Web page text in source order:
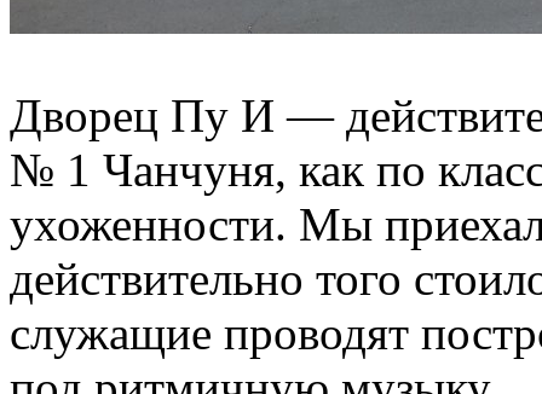
Дворец Пу И —
№ 1 Чанчуня, как по
ухоженности. Мы
действительно того
служащие проводят